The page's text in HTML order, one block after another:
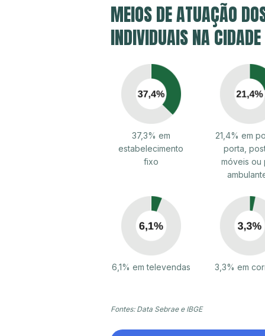
MEIOS DE ATUAÇÃO
INDIVIDUAIS NA
37,3% em
estabelecimento
fixo
21,4% em
porta,
móveis ou
6,1% em televendas 3,3% em
Fontes: Data Sebrae e IBGE